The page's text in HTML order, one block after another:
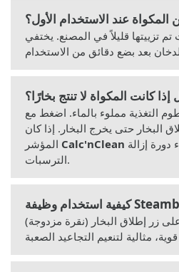
المكواة عند الاستخدام الأول؟
تزييتها قليلاً في المصنع. يختفي
إذا كانت المكواة لا تنتج بخارًا؟
التغذية مملوء بالماء. اضغط مع
البخار حتى يخرج البخار. إذا كان
Calc'nClean
الترسبات.
زر إطلاق البخار (نقرة مزدوجة)